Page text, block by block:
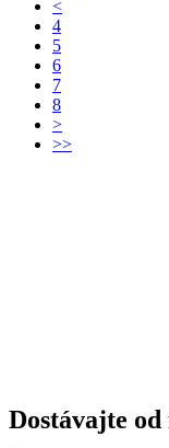
<
4
5
6
7
8
>
>>
Dostávajte